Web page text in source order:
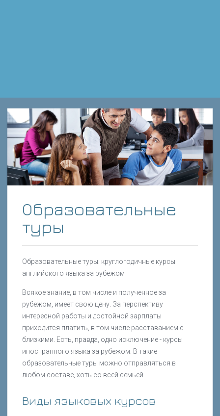
Образовательные
туры
Образовательные туры: круглогодичные курсы
английского языка за рубежом
Всякое знание, в том числе и полученное за
рубежом, имеет свою цену. За перспективу
интересной работы и достойной зарплаты
приходится платить, в том числе расставанием с
близкими. Есть, правда, одно исключение - курсы
иностранного языка за рубежом. В такие
образовательные туры можно отправляться в
любом составе, хоть со всей семьей.
Виды языковых курсов